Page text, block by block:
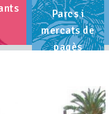
Parcs i
mercats de
pagès